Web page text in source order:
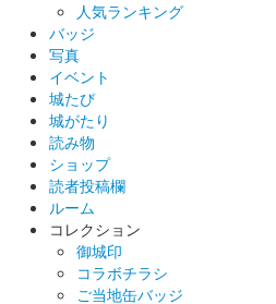
白石城武将隊夏の陣の入場券購入者
入者のみ追加で御城印の購入も可能。
白石城 御城印
白石城 御城印
販売終了
人気ランキング
バッジ
写真
イベント
城たび
城がたり
読み物
ショップ
読者投稿欄
ルーム
コレクション
御城印
コラボチラシ
ご当地缶バッジ